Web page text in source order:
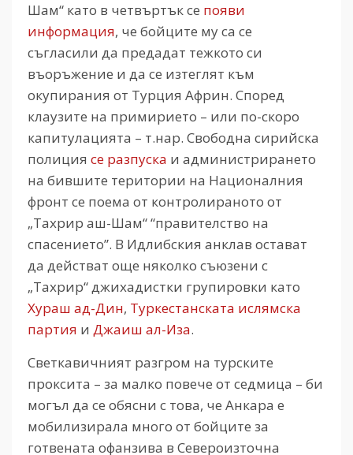
Шам“ като в четвъртък се появи
информация, че бойците му са се
съгласили да предадат тежкото си
въоръжение и да се изтеглят към
окупирания от Турция Африн. Според
клаузите на примирието – или по-скоро
капитулацията – т.нар. Свободна сирийска
полиция се разпуска и администрирането
на бившите територии на Националния
фронт се поема от контролираното от
„Тахрир аш-Шам“ “правителство на
спасението”. В Идлибския анклав остават
да действат още няколко съюзени с
„Тахрир“ джихадистки групировки като
Хураш ад-Дин, Туркестанската ислямска
партия и Джаиш ал-Иза.
Светкавичният разгром на турските
проксита – за малко повече от седмица – би
могъл да се обясни с това, че Анкара е
мобилизирала много от бойците за
готвената офанзива в Североизточна